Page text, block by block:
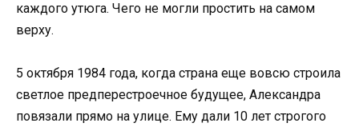
каждого утюга. Чего не могли простить на самом
верху.
5 октября 1984 года, когда страна еще вовсю строила
светлое предперестроечное будущее, Александра
повязали прямо на улице. Ему дали 10 лет строгого